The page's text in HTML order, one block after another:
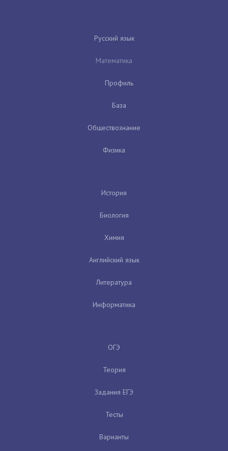
Русский язык
Математика
Профиль
База
Обществознание
Физика
История
Биология
Химия
Английский язык
Литература
Информатика
ОГЭ
Теория
Задания ЕГЭ
Тесты
Варианты